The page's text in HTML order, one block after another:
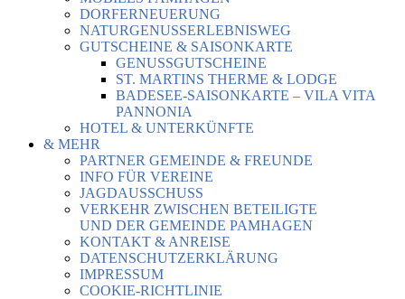
DORFERNEUERUNG
NATURGENUSSERLEBNISWEG
GUTSCHEINE & SAISONKARTE
GENUSSGUTSCHEINE
ST. MARTINS THERME & LODGE
BADESEE-SAISONKARTE – VILA VITA
PANNONIA
HOTEL & UNTERKÜNFTE
& MEHR
PARTNER GEMEINDE & FREUNDE
INFO FÜR VEREINE
JAGDAUSSCHUSS
VERKEHR ZWISCHEN BETEILIGTE
UND DER GEMEINDE PAMHAGEN
KONTAKT & ANREISE
DATENSCHUTZERKLÄRUNG
IMPRESSUM
COOKIE-RICHTLINIE